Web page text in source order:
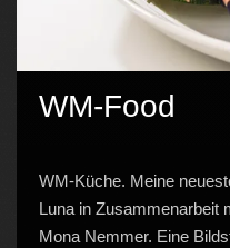
WM-Food
WM-Küche. Meine
Luna in Zusammenarbeit
Mona Nemmer. Eine